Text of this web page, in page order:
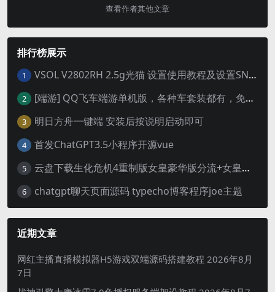
查看作者其他文章
排行榜展示
1 VSOL V2802RH 2.5g光猫 设置使用教程及设置SN教程-附带稳定固件使用手册等
2 [端游] QQ飞车端游单机版，各种车套装都有，免虚拟机
3 明日方舟一键端 安装后按说明启动即可
4 首发ChatGPT3.5小程序开源vue
5 云盘下载生化危机4重制版女皇豪华版分流+女皇学习补丁+修改器 解压即玩【阿里云盘】
6 chatgpt聊天页面源码 typecho博客程序joe主题
近期文章
网红主播直播模拟器H5游戏双端源码搭建教程 2026年8月
7日